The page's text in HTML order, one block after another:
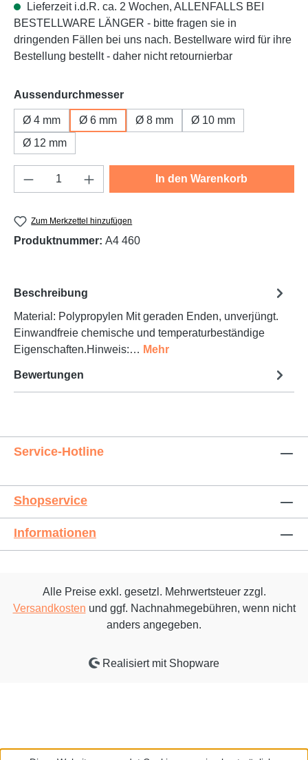
Lieferzeit i.d.R. ca. 2 Wochen, ALLENFALLS BEI
BESTELLWARE LÄNGER - bitte fragen sie in
dringenden Fällen bei uns nach. Bestellware wird für ihre
Bestellung bestellt - daher nicht retournierbar
Aussendurchmesserauswählen
Ø 4 mm Ø 6 mm Ø 8 mm
Ø 10 mm
Ø 12 mm
Produkt Anzahl: Gib den gewünschten
In den Warenkorb
Zum Merkzettel hinzufügen
Produktnummer: A4 460
Beschreibung
Material: Polypropylen Mit geraden Enden, unverjüngt.
Einwandfreie chemische und temperaturbeständige
Eigenschaften.Hinweis:… Mehr
Bewertungen
Service-Hotline
Shopservice
Informationen
Alle Preise exkl. gesetzl. Mehrwertsteuer zzgl.
Versandkosten und ggf. Nachnahmegebühren, wenn nicht
anders angegeben.
Realisiert mit Shopware